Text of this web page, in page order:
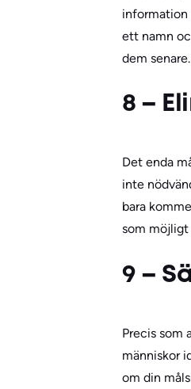
information
ett namn
dem senare.
8 –
Det enda
inte
bara
som möjligt
9 –
Precis som
människor
om din